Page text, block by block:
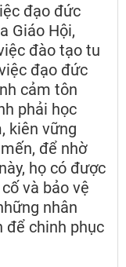
đạo đức
Giáo Hội,
đào tạo tu
đạo đức
cảm tôn
phải học
kiên vững
để nhờ
họ có được
và bảo vệ
nhân
để chinh phục